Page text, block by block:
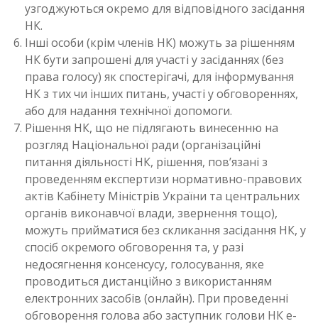
узгоджуються окремо для відповідного засідання
НК.
Інші особи (крім членів НК) можуть за рішенням
НК бути запрошені для участі у засіданнях (без
права голосу) як спостерігачі, для інформування
НК з тих чи інших питань, участі у обговореннях,
або для надання технічної допомоги.
Рішення НК, що не підлягають винесенню на
розгляд Національної ради (організаційні
питання діяльності НК, рішення, пов’язані з
проведенням експертизи нормативно-правових
актів Кабінету Міністрів України та центральних
органів виконавчої влади, звернення тощо),
можуть прийматися без скликання засідання НК, у
спосіб окремого обговорення та, у разі
недосягнення консенсусу, голосування, яке
проводиться дистанційно з використанням
електронних засобів (онлайн). При проведенні
обговорення голова або заступник голови НК е-